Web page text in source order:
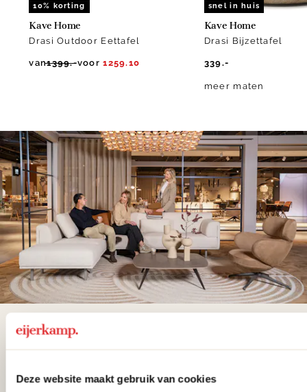
Deze website maakt gebruik van cookies
10% korting
Kave Home
Drasi Outdoor Eettafel
van1399.-voor 1259.10
snel in huis
Kave Home
Drasi Bijzettafel
339.-
meer maten
De woonwinkel